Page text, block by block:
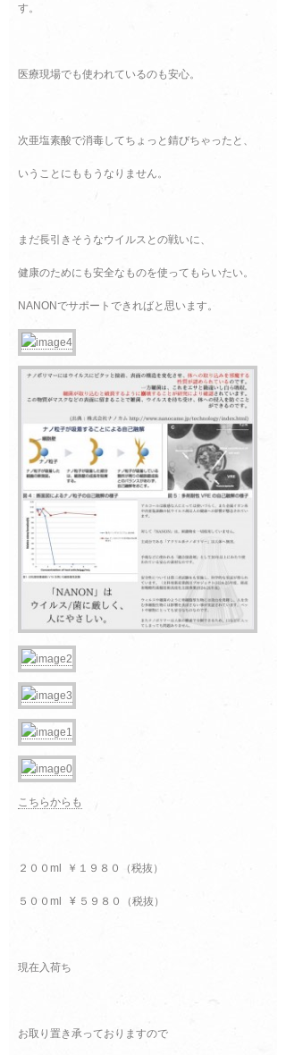
す。
医療現場でも使われているのも安心。
次亜塩素酸で消毒してちょっと錆びちゃったと、
いうことにももうなりません。
まだ長引きそうなウイルスとの戦いに、
健康のためにも安全なものを使ってもらいたい。
NANONでサポートできればと思います。
こちらからも
２００ml ￥１９８０（税抜）
５００ml ¥ ５９８０（税抜）
現在入荷ち
お取り置き承っておりますので